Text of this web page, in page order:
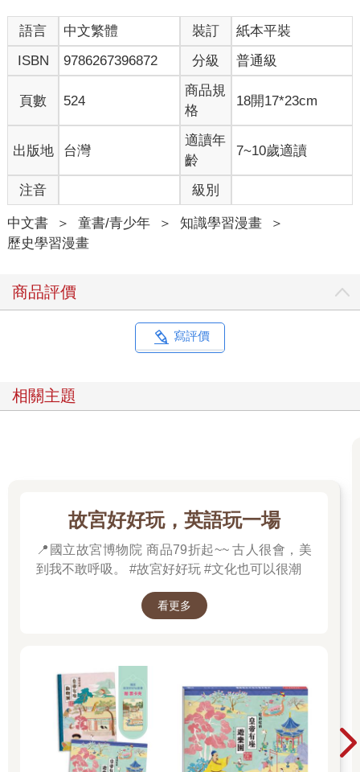
語言 中文繁體 裝訂
紙本平裝
ISBN
9786267396872 分級 普通級
頁數 524
商品規
格
18開17*23cm
出版地 台灣
適讀年
齡
7~10歲適讀
注音 級別
中文書 ＞ 童書/青少年 ＞ 知識學習漫畫
＞
歷史學習漫畫
商品評價
寫評價
相關主題
故宮好好玩，英語玩一場
📍國立故宮博物院 商品79折起~~ 古人很會，美
到我不敢呼吸。 #故宮好好玩 #文化也可以很潮
看更多